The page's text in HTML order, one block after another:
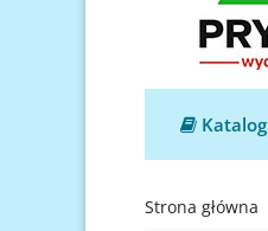
Katalog
Strona główna